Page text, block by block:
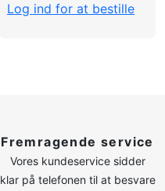
Log ind for at bestille
Fremragende service
Vores kundeservice sidder
klar på telefonen til at besvare